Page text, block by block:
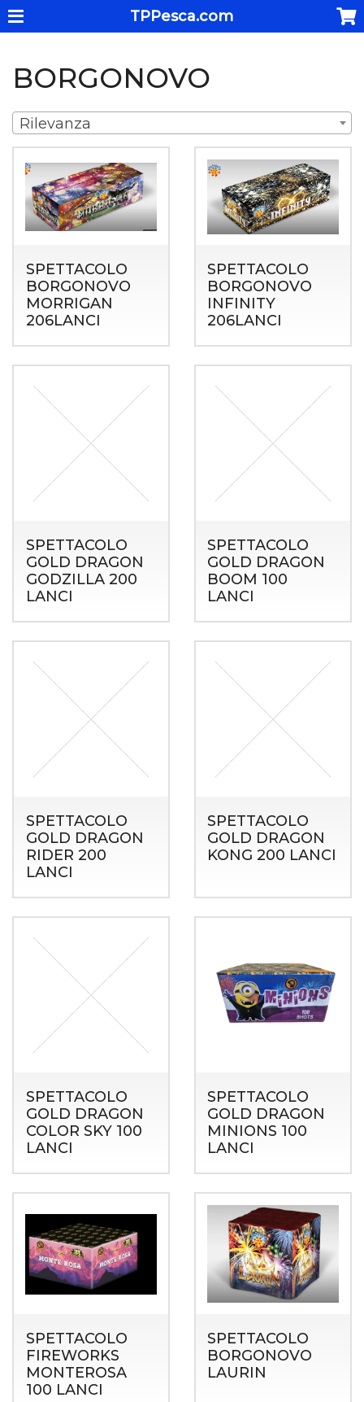
TPPesca.com
BORGONOVO
Rilevanza
SPETTACOLO
BORGONOVO
MORRIGAN
206LANCI
SPETTACOLO
BORGONOVO
INFINITY
206LANCI
SPETTACOLO
GOLD DRAGON
GODZILLA 200
LANCI
SPETTACOLO
GOLD DRAGON
BOOM 100
LANCI
SPETTACOLO
GOLD DRAGON
RIDER 200
LANCI
SPETTACOLO
GOLD DRAGON
KONG 200 LANCI
SPETTACOLO
GOLD DRAGON
COLOR SKY 100
LANCI
SPETTACOLO
GOLD DRAGON
MINIONS 100
LANCI
SPETTACOLO
FIREWORKS
MONTEROSA
100 LANCI
SPETTACOLO
BORGONOVO
LAURIN